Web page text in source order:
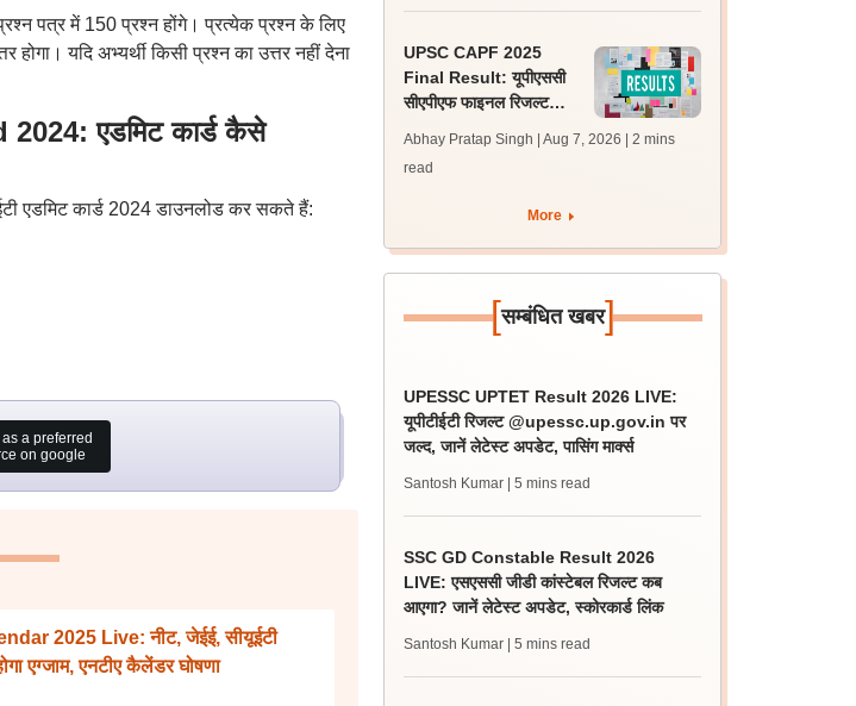
पत्र में 150 प्रश्न होंगे। प्रत्येक प्रश्न के लिए
यदि अभ्यर्थी किसी प्रश्न का उत्तर नहीं देना
एडमिट कार्ड कैसे
एडमिट कार्ड 2024 डाउनलोड कर सकते हैं:
a preferred
on google
2025 Live: नीट, जेईई, सीयूईटी
एग्जाम, एनटीए कैलेंडर घोषणा
UPSC CAPF 2025
Final Result: यूपीएससी
सीएपीएफ फाइनल रिजल्ट
350 अभ्यर्थी चयनित
Abhay Pratap Singh | Aug 7, 2026
| 2 mins
read
More
[सम्बंधित खबर]
UPESSC UPTET Result 2026 LIVE:
यूपीटीईटी रिजल्ट @upessc.up.gov.in पर
जल्द, जानें लेटेस्ट अपडेट, पासिंग मार्क्स
Santosh Kumar | 5 mins read
SSC GD Constable Result 2026
LIVE: एसएससी जीडी कांस्टेबल रिजल्ट कब
आएगा? जानें लेटेस्ट अपडेट, स्कोरकार्ड लिंक
Santosh Kumar | 5 mins read